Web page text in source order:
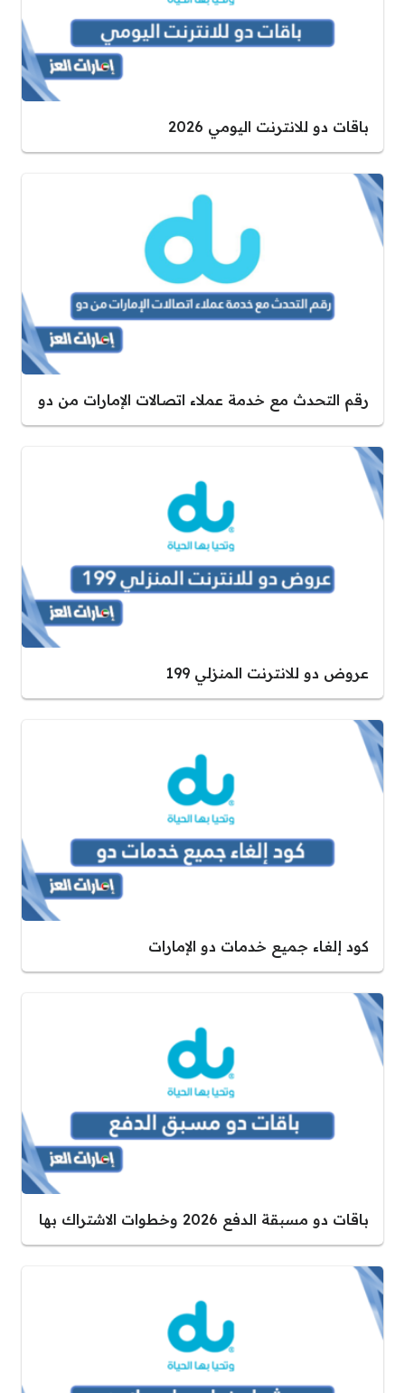
باقات دو للانترنت اليومي 2026
رقم التحدث مع خدمة عملاء اتصالات الإمارات من دو
عروض دو للانترنت المنزلي 199
كود إلغاء جميع خدمات دو الإمارات
باقات دو مسبقة الدفع 2026 وخطوات الاشتراك بها